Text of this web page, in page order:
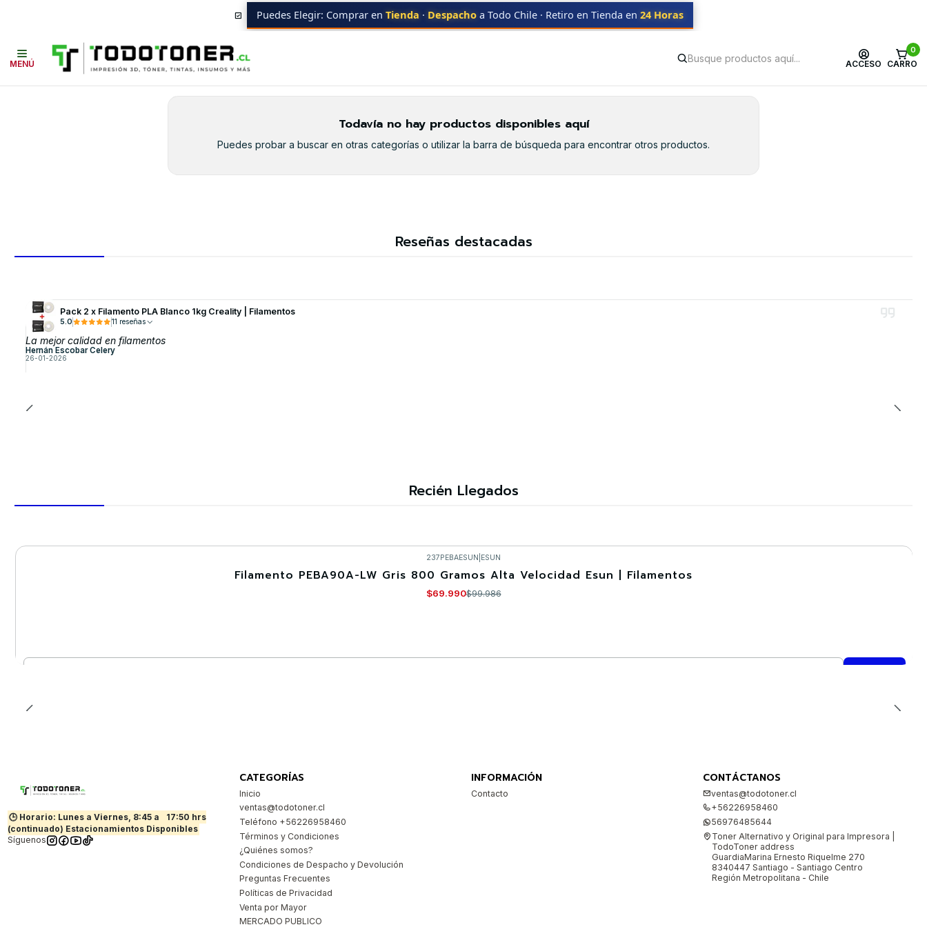
MENÚ ACCESO
0
CARRO
Puedes Elegir: Comprar en Tienda · Despacho a Todo Chile · Retiro en Tienda en 24 Horas
Insumos HP 502A YELLOW
502A YELLOW
Todavía no hay productos disponibles aquí
Puedes probar a buscar en otras categorías o utilizar la barra de búsqueda para encontrar otros productos.
Reseñas destacadas
Pack 2 x Filamento PLA Blanco 1kg Creality | Filamentos
5.0 11 reseñas
La mejor calidad en filamentos
Hernán Escobar Celery
26-01-2026
Recién Llegados
237PEBAESUN ESUN
Filamento PEBA90A-LW Gris 800 Gramos Alta Velocidad Esun | Filamentos
$69.990$99.986
🕒 Horario: Lunes a Viernes, 8:45 a
17:50 hrs
(continuado) Estacionamientos Disponibles
Síguenos
CATEGORÍAS
Inicio
ventas@todotoner.cl
Teléfono +56226958460
Términos y Condiciones
¿Quiénes somos?
Condiciones de Despacho y Devolución
Preguntas Frecuentes
Políticas de Privacidad
Venta por Mayor
MERCADO PUBLICO
INFORMACIÓN
Contacto
CONTÁCTANOS
ventas@todotoner.cl
+56226958460
56976485644
Toner Alternativo y Original para Impresora |
TodoToner address
GuardiaMarina Ernesto Riquelme 270
8340447 Santiago - Santiago Centro
Región Metropolitana - Chile